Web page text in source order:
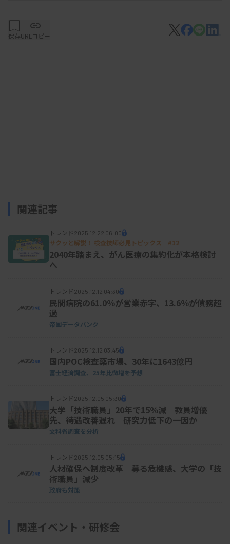
中嶋さん自身も看護師資格を持つ。21年7月まで、
愛知県で患者受け入れが最大規模の総合病院で、看
った。
24年8月からクラウドファンディングを実施して資
金を集め、11月に会社を設立した。クリニックから
採血や検査の補助などの依頼が舞い込むようになっ
コミュニティーができ、勉強会などを定期的に行っ
ている。
障害福祉事業などを運営する波音（東浦町）も中嶋
さんのサービスを利用する。社長の柿並砂浪さん
（66）は「職員の休み希望が重なったときなど、柔
軟に対応してもらい大変助かっている」と話す。看
護師経験が豊富で安心感があるという。「高齢化社
会が進む今だからこそ、困っている人のかゆいとこ
ろに手が届くよう、スポットでの働き方を広めてい
保存URLコピー
関連記事
トレンド 2025.12.22 06:00
サクッと解説！ 検査技師必見トピックス #12
2040年踏まえ、がん医療の集約化が本格検討
へ
トレンド 2025.12.12 04:30
民間病院の61.0％が営業赤字、13.6％が債務超
過
帝国データバンク
トレンド 2025.12.12 03:45
国内POC検査薬市場、30年に1643億円
富士経済調査、25年比微増を予想
トレンド 2025.12.05 05:30
大学「技術職員」20年で15％減 教員増優
先、待遇改善遅れ 研究力低下の一因か
文科省調査を分析
トレンド 2025.12.05 05:15
人材確保へ制度改革 募る危機感、大学の「技
術職員」減少
政府も対策
関連イベント・研修会